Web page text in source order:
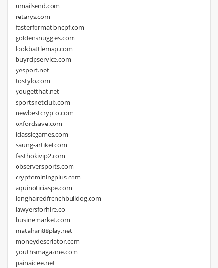
umailsend.com
retarys.com
fasterformationcpf.com
goldensnuggles.com
lookbattlemap.com
buyrdpservice.com
yesport.net
tostylo.com
yougetthat.net
sportsnetclub.com
newbestcrypto.com
oxfordsave.com
iclassicgames.com
saung-artikel.com
fasthokivip2.com
observersports.com
cryptominingplus.com
aquinoticiaspe.com
longhairedfrenchbulldog.com
lawyersforhire.co
businemarket.com
matahari88play.net
moneydescriptor.com
youthsmagazine.com
painaidee.net